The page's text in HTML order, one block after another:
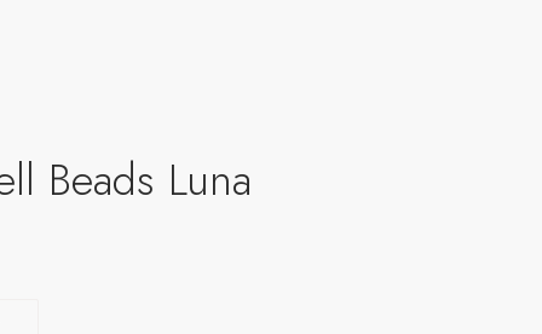
Beads Luna